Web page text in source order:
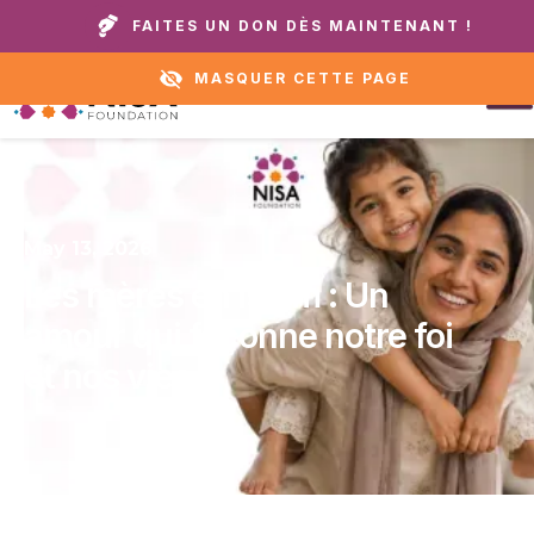
Appelez notre domicile ou notre service
d'assistance :
+1 888 711
FAITES UN DON DÈS MAINTENANT !
MASQUER CETTE PAGE
Les mères en Islam : Un
amour qui façonne notre foi